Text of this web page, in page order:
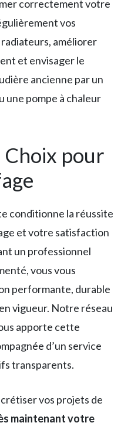
correctement votre
vos
améliorer
et envisager le
ancienne par un
une pompe à chaleur
Choix pour
conditionne la réussite
et votre satisfaction
un professionnel
vous vous
performante, durable
vigueur. Notre réseau
apporte cette
d’un service
transparents.
vos projets de
maintenant votre